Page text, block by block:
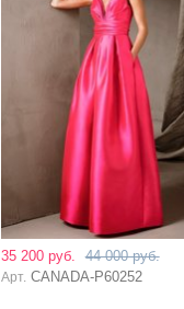
35 200 руб. 44 000 руб.
Арт.CANADA-P60252